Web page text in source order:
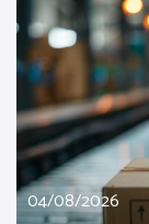
04/08/2026